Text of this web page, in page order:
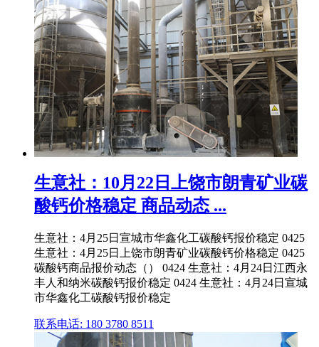
生意社：10月22日上饶市朗青矿业碳
酸钙价格稳定 商品动态 ...
生意社：4月25日宣城市华鑫化工碳酸钙报价稳定 0425
生意社：4月25日上饶市朗青矿业碳酸钙价格稳定 0425
碳酸钙商品报价动态（） 0424 生意社：4月24日江西永
丰人和纳米碳酸钙报价稳定 0424 生意社：4月24日宣城
市华鑫化工碳酸钙报价稳定
联系电话: 180 3780 8511